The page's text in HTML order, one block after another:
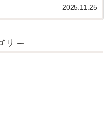
ステムへ移行いたしました。当セ
「電話が苦手」「文字でや...
2025.11.25
リー